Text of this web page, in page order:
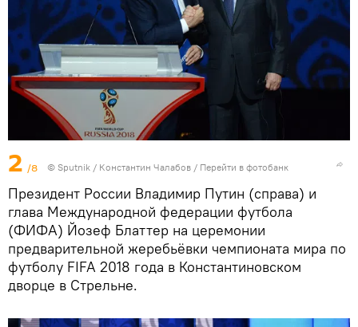
2 /8 © Sputnik / Константин Чалабов / Перейти в фотобанк
Президент России Владимир Путин (справа) и
глава Международной федерации футбола
(ФИФА) Йозеф Блаттер на церемонии
предварительной жеребьёвки чемпионата мира по
футболу FIFA 2018 года в Константиновском
дворце в Стрельне.